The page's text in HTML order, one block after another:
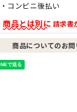
コンビニ後払い
商品とは別に 請求書
商品についてのお